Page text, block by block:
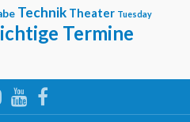
Technik Theater Tuesday
Termine